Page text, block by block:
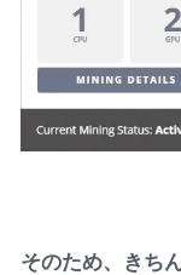
そのため、きち